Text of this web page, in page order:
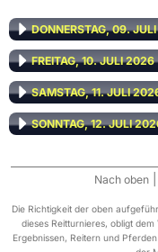
DONNERSTAG, 09.
FREITAG, 10. JULI 2026
SAMSTAG, 11. JULI
SONNTAG, 12. JULI
Nach oben
Die Richtigkeit der oben
dieses Reitturnieres, obligt
Ergebnissen, Reitern und